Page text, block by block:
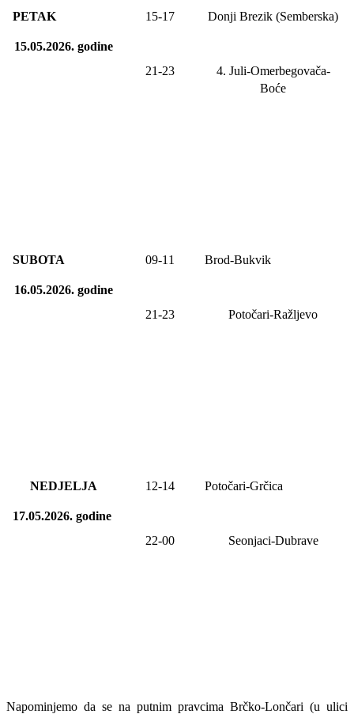
PETAK
15.05.2026. godine
1 5-1 7 Donji Brezik (Semberska)
21-23 4. Juli-Omerbegovača-
Boće
SUBOTA
16.05.2026. godine
09-1 1 Brod-Bukvik
21-23 Potočari-Ražljevo
NEDJELJA
17.05.2026. godine
12-14 Potočari-Grčica
22-00 Seonjaci-Dubrave
Napominjemo da se na putnim pravcima Brčko-Lončari (u ulici